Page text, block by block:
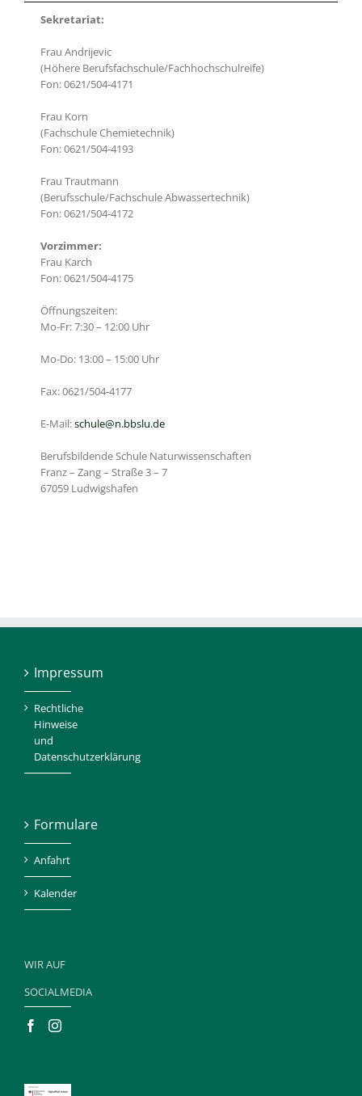
Sekretariat:
Frau Andrijevic
(Höhere Berufsfachschule/Fachhochschulreife)
Fon: 0621/504-4171
Frau Korn
(Fachschule Chemietechnik)
Fon: 0621/504-4193
Frau Trautmann
(Berufsschule/Fachschule Abwassertechnik)
Fon: 0621/504-4172
Vorzimmer:
Frau Karch
Fon: 0621/504-4175
Öffnungszeiten:
Mo-Fr: 7:30 – 12:00 Uhr
Mo-Do: 13:00 – 15:00 Uhr
Fax: 0621/504-4177
E-Mail:schule@n.bbslu.de
Berufsbildende Schule Naturwissenschaften
Franz – Zang – Straße 3 – 7
67059 Ludwigshafen
Impressum
Rechtliche
Hinweise
und
Datenschutzerklärung
Formulare
Anfahrt
Kalender
WIR AUF
SOCIALMEDIA